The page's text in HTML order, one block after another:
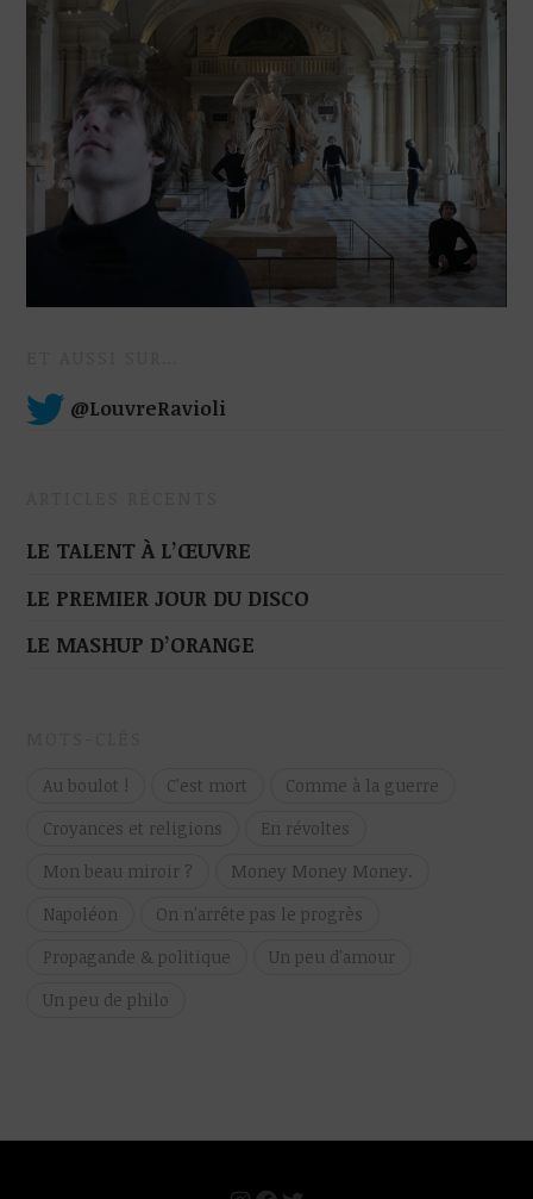
@LouvreRavioli
LE TALENT À L’ŒUVRE
LE PREMIER JOUR DU DISCO
LE MASHUP D’ORANGE
Au boulot ! C'est mort
Comme à la guerre
Croyances et religions
En révoltes
Mon beau miroir ?
Money Money Money.
Napoléon
On n'arrête pas le progrès
Propagande & politique
Un peu d'amour
Un peu de philo